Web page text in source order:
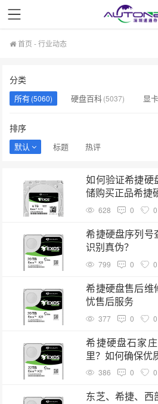
首页 -行业动态
分类
所有(5060) 硬盘百科(5037) 显
排序
默认 标题 热评
如何验证希捷硬
储购买正品希捷
628 0 0
希捷硬盘序列号
识别真伪？
799 0 0
希捷硬盘售后维
忧售后服务
377 0 0
希捷硬盘石家
里？如何确保优
386 0 0
东芝、希捷、西